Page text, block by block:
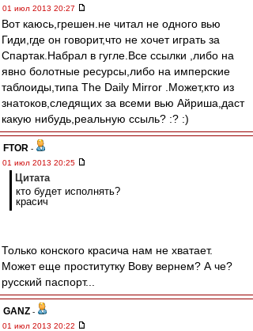
01 июл 2013 20:27
Вот каюсь,грешен.не читал не одного вью
Гиди,где он говорит,что не хочет играть за
Спартак.Набрал в гугле.Все ссылки ,либо на
явно болотные ресурсы,либо на имперские
таблоиды,типа The Daily Mirror .Может,кто из
знатоков,следящих за всеми вью Айриша,даст
какую нибудь,реальную ссыль? :? :)
FTOR -
01 июл 2013 20:25
Цитата
кто будет исполнять?
красич
Только конского красича нам не хватает.
Может еще проститутку Вову вернем? А че?
русский паспорт...
GANZ -
01 июл 2013 20:22